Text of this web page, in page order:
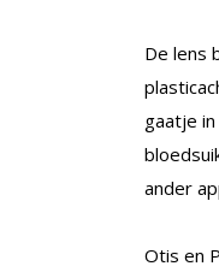
De lens
gaatje
ander
Otis en